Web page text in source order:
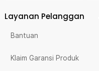
Layanan Pelanggan
Bantuan
Klaim Garansi Produk